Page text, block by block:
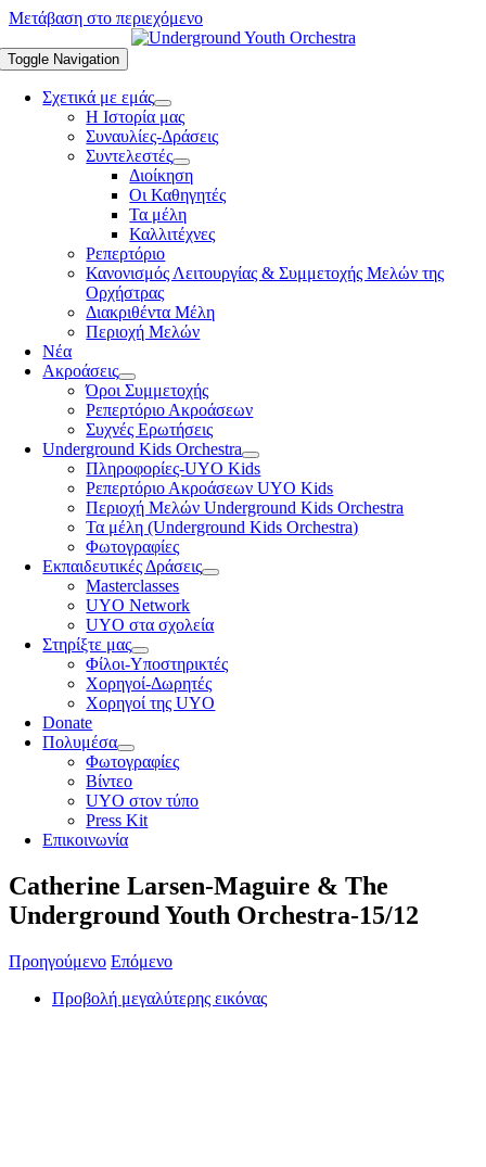
Μετάβαση στο περιεχόμενο
Toggle Navigation
Σχετικά με εμάς
Η Ιστορία μας
Συναυλίες-Δράσεις
Συντελεστές
Διοίκηση
Οι Καθηγητές
Τα μέλη
Καλλιτέχνες
Ρεπερτόριο
Κανονισμός Λειτουργίας & Συμμετοχής Μελών της
Ορχήστρας
Διακριθέντα Μέλη
Περιοχή Μελών
Νέα
Ακροάσεις
Όροι Συμμετοχής
Ρεπερτόριο Ακροάσεων
Συχνές Ερωτήσεις
Underground Kids Orchestra
Πληροφορίες-UYO Kids
Ρεπερτόριο Ακροάσεων UYO Kids
Περιοχή Μελών Underground Kids Orchestra
Τα μέλη (Underground Kids Orchestra)
Φωτογραφίες
Εκπαιδευτικές Δράσεις
Masterclasses
UYO Network
UYO στα σχολεία
Στηρίξτε μας
Φίλοι-Υποστηρικτές
Χορηγοί-Δωρητές
Χορηγοί της UYO
Donate
Πολυμέσα
Φωτογραφίες
Βίντεο
UYO στον τύπο
Press Kit
Επικοινωνία
Catherine Larsen-Maguire & The
Underground Youth Orchestra-15/12
Προηγούμενο Επόμενο
Προβολή μεγαλύτερης εικόνας